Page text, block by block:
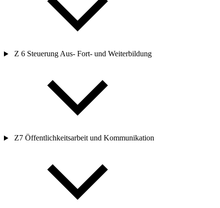
Z 6 Steuerung Aus- Fort- und Weiterbildung
Z7 Öffentlichkeitsarbeit und Kommunikation